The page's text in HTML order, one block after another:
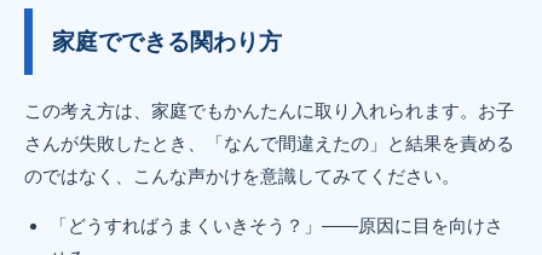
家庭でできる関わり方
この考え方は、家庭でもかんたんに取り入れられます。お子
さんが失敗したとき、「なんで間違えたの」と結果を責める
のではなく、こんな声かけを意識してみてください。
「どうすればうまくいきそう？」——原因に目を向けさ